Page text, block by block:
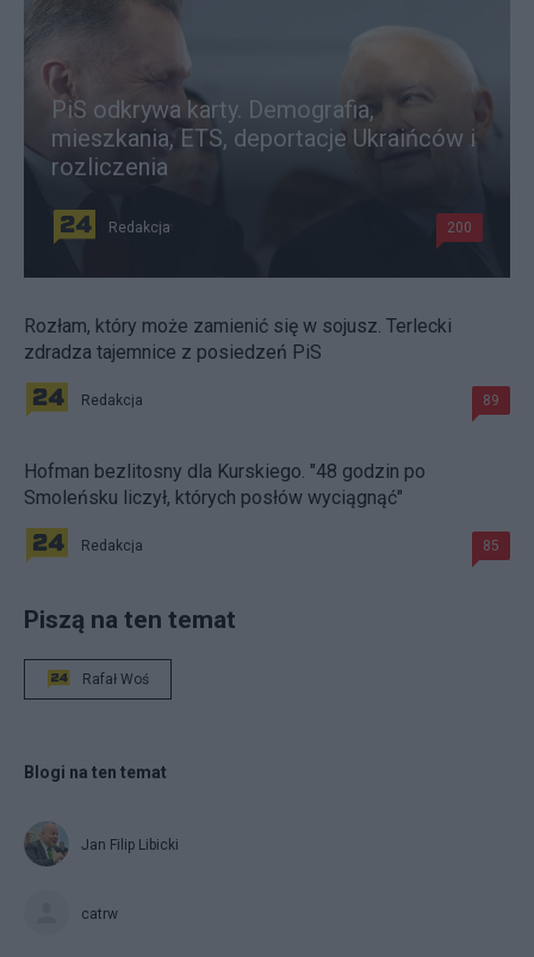
PiS odkrywa karty. Demografia,
mieszkania, ETS, deportacje Ukraińców i
rozliczenia
Redakcja 200
Rozłam, który może zamienić się w sojusz. Terlecki
zdradza tajemnice z posiedzeń PiS
Redakcja 89
Hofman bezlitosny dla Kurskiego. "48 godzin po
Smoleńsku liczył, których posłów wyciągnąć"
Redakcja 85
Piszą na ten temat
Rafał Woś
Blogi na ten temat
Jan Filip Libicki
catrw